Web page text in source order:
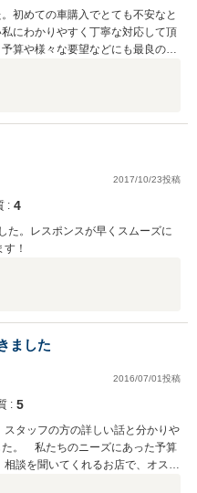
ール5とさせていただきます。こ
に頑張ってください。応援してお
ます。
初めての車購入でとても不安なと
にわかりやすく丁寧な対応して頂
算や様々な要望などにも最良の形
み何一つ不便なく取引ができ気持
2017/10/23投稿
: 4
た。レスポンスが早くスムーズに
！
ました
2016/07/01投稿
: 5
タッフの方の詳しい話と分かりや
た。 私たちのニーズにあった予算
回の購入もこの方